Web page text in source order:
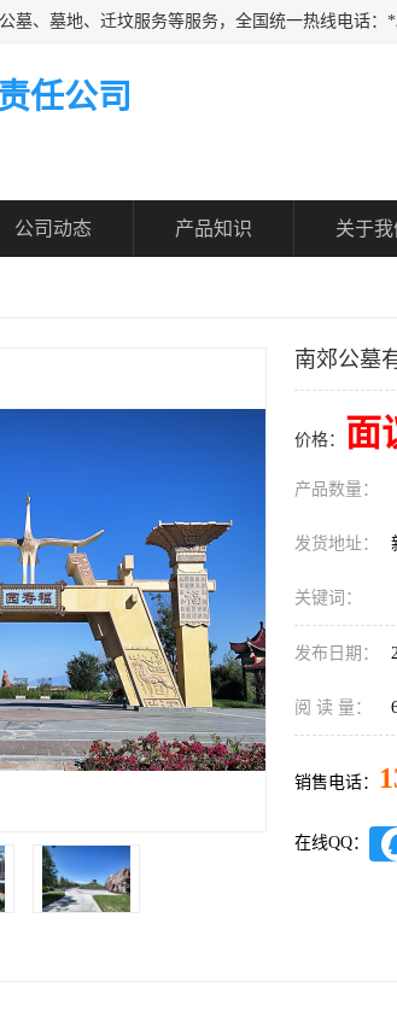
任公司
公司动态 产品知识 关于我
南郊公墓
价格： 面
产品数量：
发货地址：
关键词：
发布日期：
阅 读 量：
销售电话：
在线QQ：